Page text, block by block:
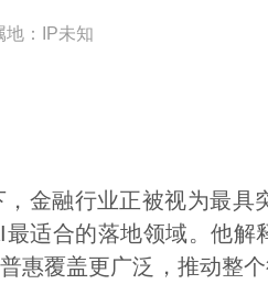
地： IP未知
融行业正被视为最具
适合的落地领域。他
惠覆盖更广泛，推动整个